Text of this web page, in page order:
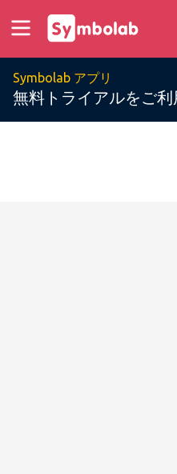
Symbolab アプリ
無料トライアルをご